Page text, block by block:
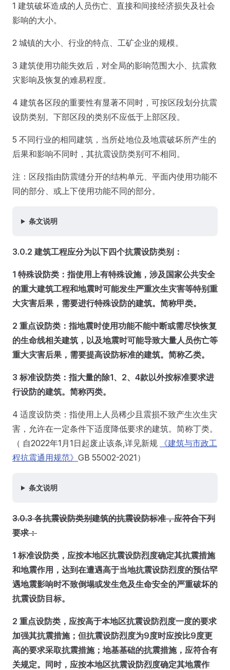
1 建筑破坏造成的人员伤亡、直接和间接经济损失及社会
影响的大小。
2 城镇的大小、行业的特点、工矿企业的规模。
3 建筑使用功能失效后，对全局的影响范围大小、抗震救
灾影响及恢复的难易程度。
4 建筑各区段的重要性有显著不同时，可按区段划分抗震
设防类别。下部区段的类别不应低于上部区段。
5 不同行业的相同建筑，当所处地位及地震破坏所产生的
后果和影响不同时，其抗震设防类别可不相同。
注：区段指由防震缝分开的结构单元、平面内使用功能不
同的部分、或上下使用功能不同的部分。
条文说明
3.0.2 建筑工程应分为以下四个抗震设防类别：
1 特殊设防类：指使用上有特殊设施，涉及国家公共安全
的重大建筑工程和地震时可能发生严重次生灾害等特别重
大灾害后果，需要进行特殊设防的建筑。简称甲类。
2 重点设防类：指地震时使用功能不能中断或需尽快恢复
的生命线相关建筑，以及地震时可能导致大量人员伤亡等
重大灾害后果，需要提高设防标准的建筑。简称乙类。
3 标准设防类：指大量的除1、2、4款以外按标准要求进
行设防的建筑。简称丙类。
4 适度设防类：指使用上人员稀少且震损不致产生次生灾
害，允许在一定条件下适度降低要求的建筑。简称丁类。
（ 自2022年1月1日起废止该条,详见新规
《建筑与市政工
程抗震通用规范》 GB 55002-2021）
条文说明
3.0.3 各抗震设防类别建筑的抗震设防标准，应符合下列
要求：
1 标准设防类，应按本地区抗震设防烈度确定其抗震措施
和地震作用，达到在遭遇高于当地抗震设防烈度的预估罕
遇地震影响时不致倒塌或发生危及生命安全的严重破坏的
抗震设防目标。
2 重点设防类，应按高于本地区抗震设防烈度一度的要求
加强其抗震措施；但抗震设防烈度为9度时应按比9度更
高的要求采取抗震措施；地基基础的抗震措施，应符合有
关规定。同时，应按本地区抗震设防烈度确定其地震作